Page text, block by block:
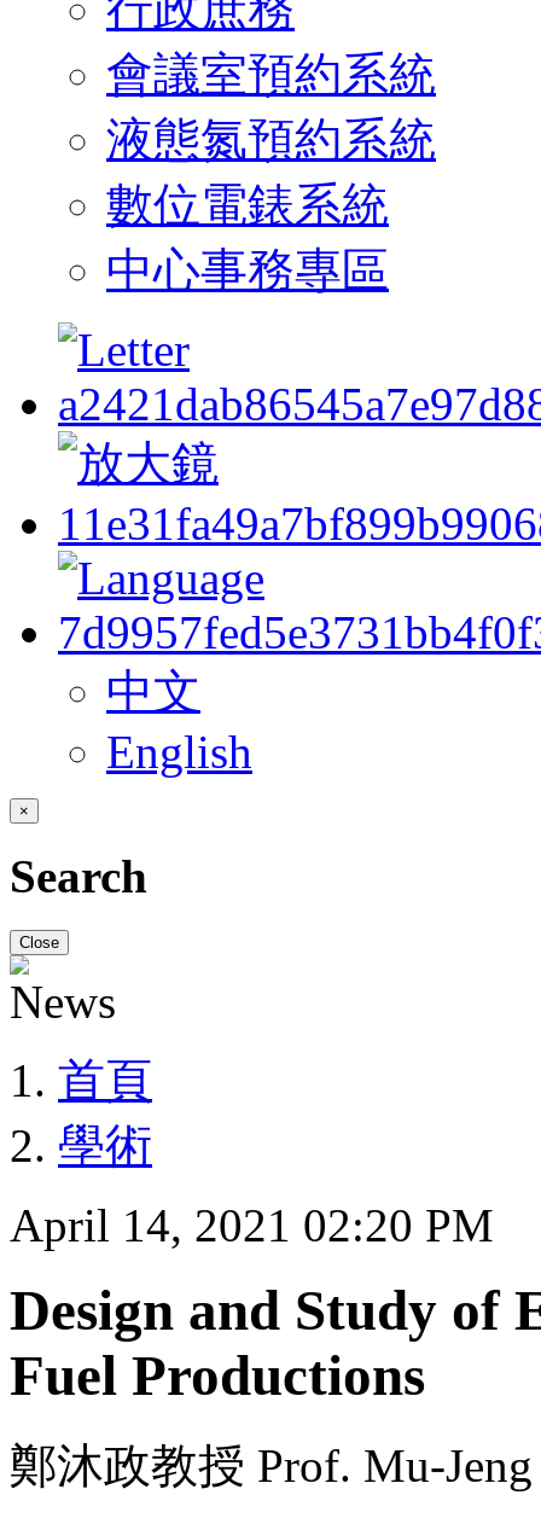
會議室預約系統
液態氮預約系統
數位電錶系統
中心事務專區
中文
English
×
Search
Close
首頁
學術
April 14, 2021 02:20 PM
Design and Study of
Fuel Productions
鄭沐政教授 Prof. Mu-